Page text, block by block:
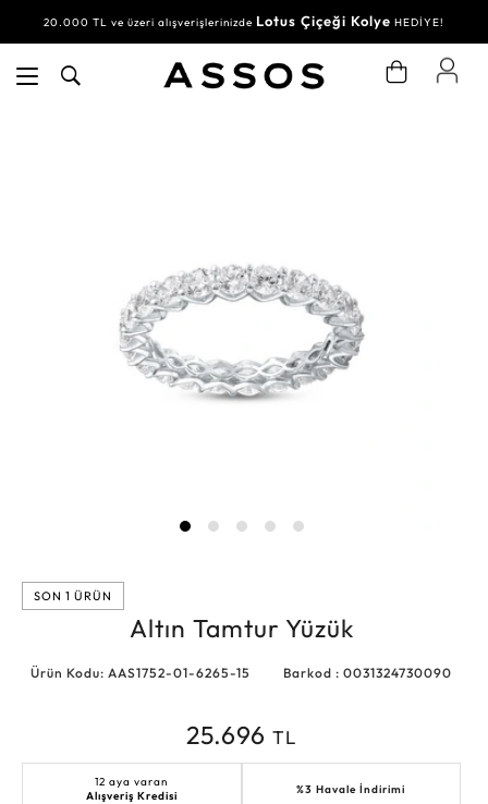
20.000 TL ve üzeri alışverişlerinizde Lotus Çiçeği Kolye HEDİYE!
SON 1 ÜRÜN
Altın Tamtur Yüzük
Ürün Kodu: AAS1752-01-6265-15 Barkod : 0031324730090
25.696 TL
12 aya varan
Alışveriş Kredisi
%3 Havale İndirimi